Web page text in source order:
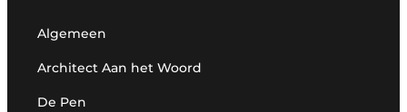
Algemeen
Architect Aan het Woord
De Pen